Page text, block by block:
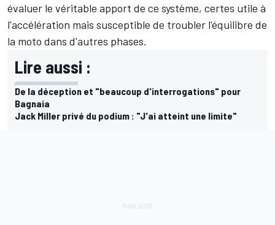
évaluer le véritable apport de ce système, certes utile à
l'accélération mais susceptible de troubler l'équilibre de
la moto dans d'autres phases.
Lire aussi :
De la déception et "beaucoup d'interrogations" pour
Bagnaia
Jack Miller privé du podium : "J'ai atteint une limite"